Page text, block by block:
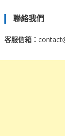
聯絡我們
客服信箱：